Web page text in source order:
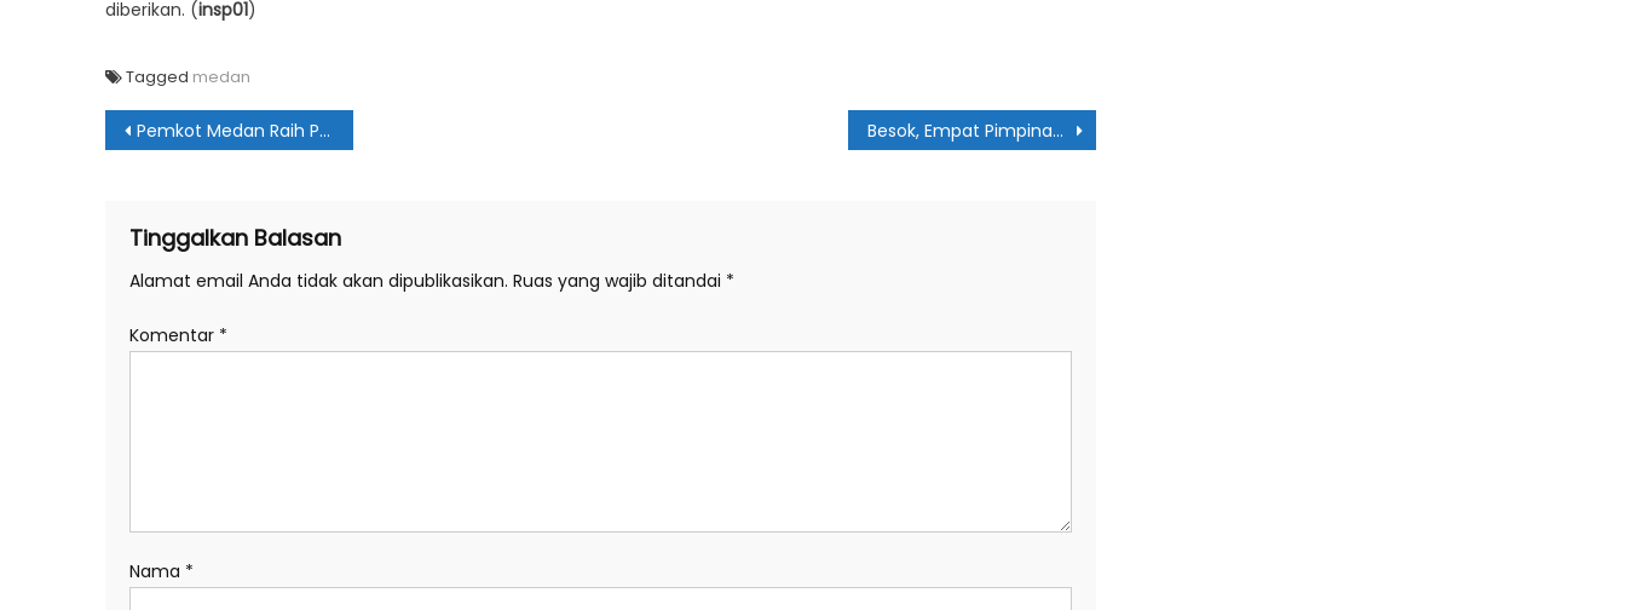
diberikan. (insp01)
Tagged medan
Navigasi
Pemkot Medan Raih Penghargaan TPID Teladan Besok, Empat Pimpinan DPRD Medan Diumumkan
Tinggalkan Balasan
Alamat email Anda tidak akan dipublikasikan. Ruas yang wajib ditandai *
Komentar *
Nama *